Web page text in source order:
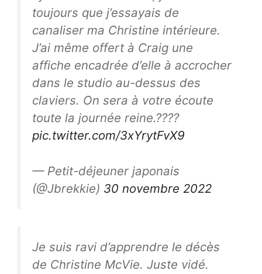
toujours que j’essayais de
canaliser ma Christine intérieure.
J’ai même offert à Craig une
affiche encadrée d’elle à accrocher
dans le studio au-dessus des
claviers. On sera à votre écoute
toute la journée reine.????
pic.twitter.com/3xYrytFvX9
— Petit-déjeuner japonais
(@Jbrekkie) 30 novembre 2022
Je suis ravi d’apprendre le décès
de Christine McVie. Juste vidé.